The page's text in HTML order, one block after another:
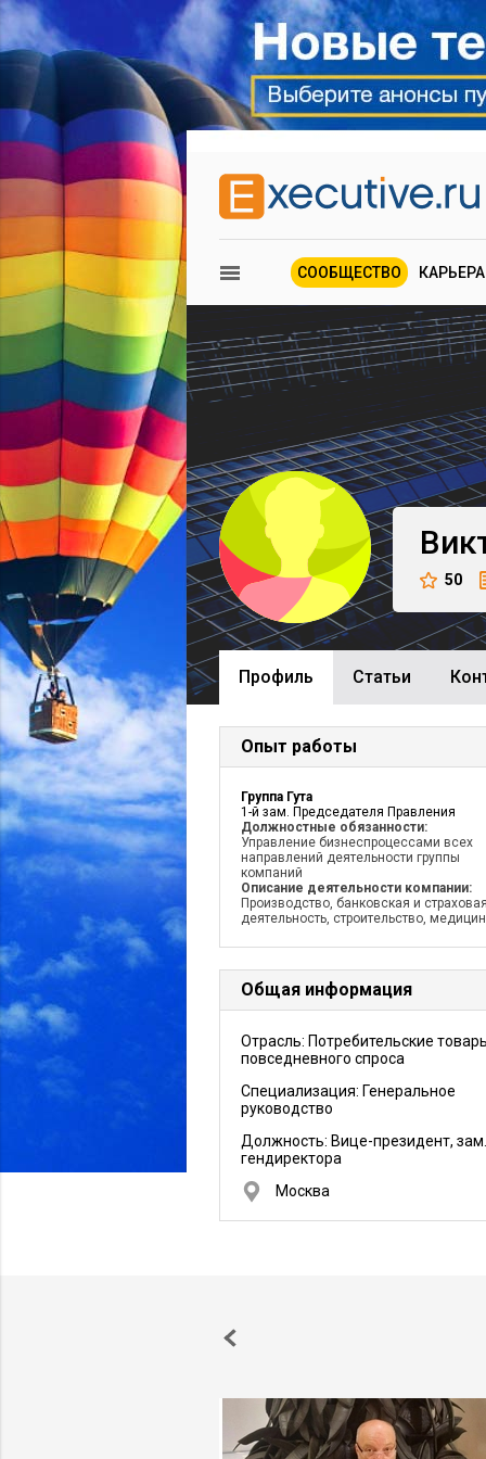
СООБЩЕСТВО КАРЬЕРА
50
Профиль Cтатьи
Опыт работы
Группа Гута
1-й зам. Председателя Правления
Должностные обязанности:
Управление бизнеспроцессами всех
направлений деятельности группы
компаний
Описание деятельности компании:
Производство, банковская и страховая
деятельность, строительство,
Общая информация
Отрасль: Потребительские
повседневного спроса
Специализация: Генеральное
руководство
Должность: Вице-президент, зам.
гендиректора
Москва